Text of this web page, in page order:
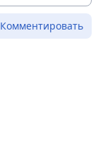
Комментировать